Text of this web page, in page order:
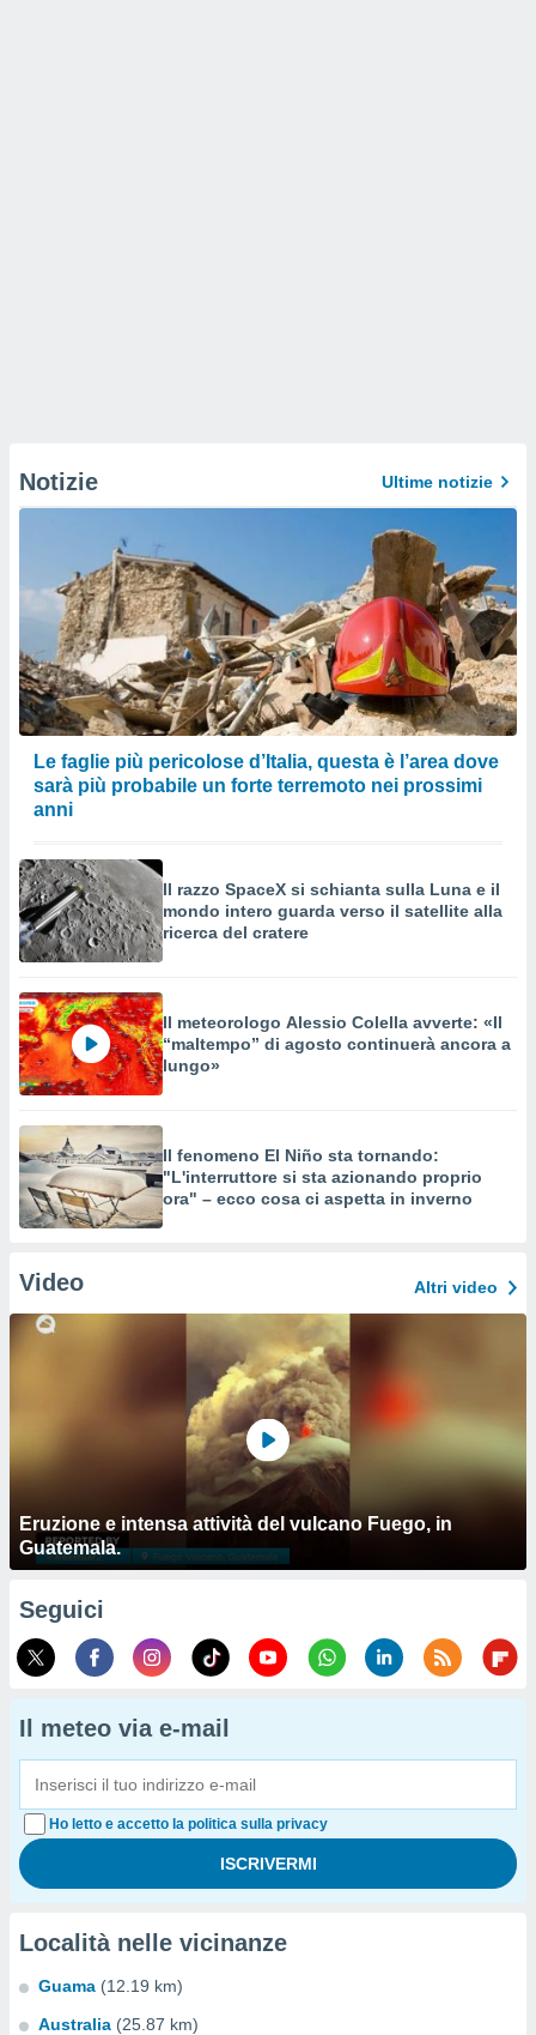
Notizie Ultime notizie
Le faglie più pericolose d’Italia, questa è l’area dove
sarà più probabile un forte terremoto nei prossimi
anni
Il razzo SpaceX si schianta sulla Luna e il
mondo intero guarda verso il satellite alla
ricerca del cratere
Il meteorologo Alessio Colella avverte: «Il
“maltempo” di agosto continuerà ancora a
lungo»
Il fenomeno El Niño sta tornando:
"L'interruttore si sta azionando proprio
ora" – ecco cosa ci aspetta in inverno
Video Altri video
Eruzione e intensa attività del vulcano Fuego, in
Guatemala.
Seguici
Il meteo via e-mail
Ho letto e accetto la politica sulla privacy
Località nelle vicinanze
Guama (12.19 km)
Australia (25.87 km)